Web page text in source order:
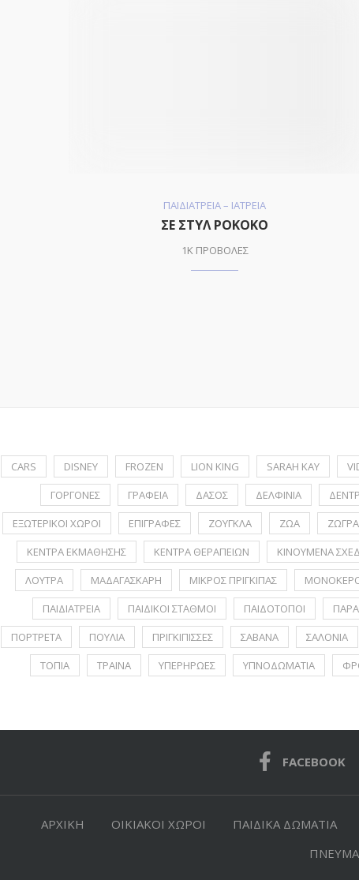
ΠΑΙΔΙΑΤΡΕΙΑ – ΙΑΤΡΕΙΑ
ΣΕ ΣΤΥΛ ΡΟΚΟΚΟ
1K ΠΡΟΒΟΛΕΣ
CARS DISNEY FROZEN LION KING SARAH KAY
ΓΟΡΓΟΝΕΣ
ΓΡΑΦΕΙΑ ΔΑΣΟΣ ΔΕΛΦΙΝΙΑ
ΕΞΩΤΕΡΙΚΟΙ ΧΩΡΟΙ
ΕΠΙΓΡΑΦΕΣ ΖΟΥΓΚΛΑ ΖΩΑ
ΚΕΝΤΡΑ ΕΚΜΑΘΗΣΗΣ
ΚΕΝΤΡΑ ΘΕΡΑΠΕΙΩΝ ΚΙΝΟΥΜΕΝΑ
ΛΟΥΤΡΑ
ΜΑΔΑΓΑΣΚΑΡΗ ΜΙΚΡΟΣ ΠΡΙΓΚΙΠΑΣ
ΠΑΙΔΙΑΤΡΕΙΑ
ΠΑΙΔΙΚΟΙ ΣΤΑΘΜΟΙ ΠΑΙΔΟΤΟΠΟΙ
ΠΟΡΤΡΕΤA
ΠΟΥΛΙΑ ΠΡΙΓΚΙΠΙΣΣΕΣ ΣΑΒΑΝΑ ΣΑΛΟΝΙΑ
ΤΟΠΙΑ
ΤΡΑΙΝΑ ΥΠΕΡΗΡΩΕΣ ΥΠΝΟΔΩΜΑΤΙΑ
FACEBOOK
ΑΡΧΙΚΗ ΟΙΚΙΑΚΟΙ ΧΩΡΟΙ ΠΑΙΔΙΚΑ ΔΩΜΑΤΙΑ